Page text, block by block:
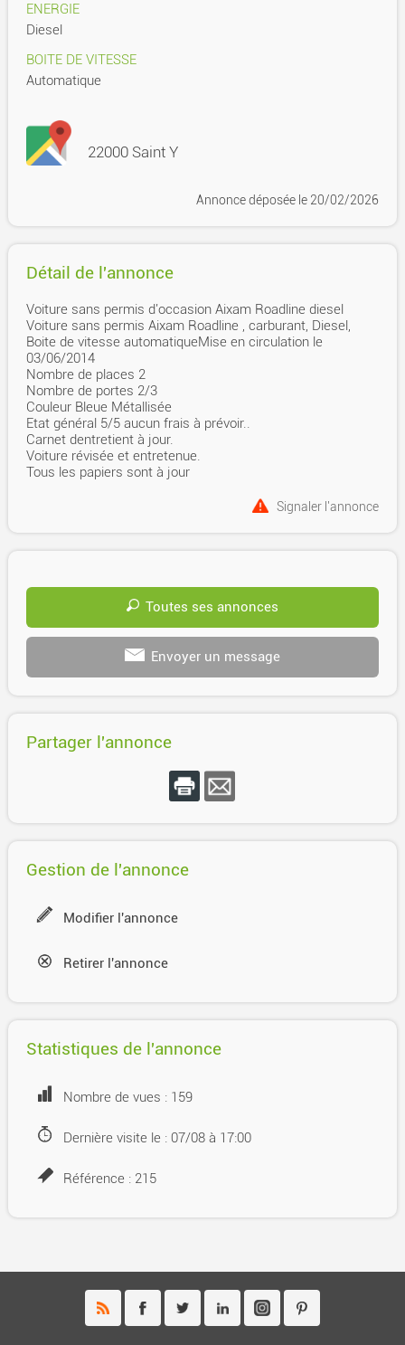
ENERGIE
Diesel
BOITE DE VITESSE
Automatique
22000 Saint Y
Annonce déposée le 20/02/2026
Détail de l'annonce
Voiture sans permis d'occasion Aixam Roadline diesel
Voiture sans permis Aixam Roadline , carburant, Diesel,
Boite de vitesse automatiqueMise en circulation le
03/06/2014
Nombre de places 2
Nombre de portes 2/3
Couleur Bleue Métallisée
Etat général 5/5 aucun frais à prévoir..
Carnet dentretient à jour.
Voiture révisée et entretenue.
Tous les papiers sont à jour
Signaler l'annonce
Toutes ses annonces
Envoyer un message
Partager l'annonce
Gestion de l'annonce
Modifier l'annonce
Retirer l'annonce
Statistiques de l'annonce
Nombre de vues : 159
Dernière visite le : 07/08 à 17:00
Référence : 215